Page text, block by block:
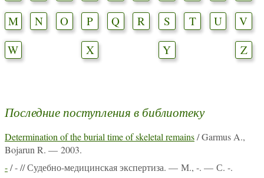
M
N O P Q R S T U
V
W
X Y Z
Последние поступления в библиотеку
Determination of the burial time of skeletal remains/ Garmus A.,
Bojarun R. — 2003.
-/ - // Судебно-медицинская экспертиза. — М., -. — С. -.